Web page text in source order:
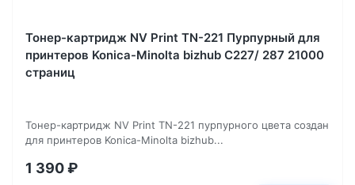
Тонер-картридж NV Print TN-221 Пурпурный для
принтеров Konica-Minolta bizhub C227/ 287 21000
страниц
Тонер-картридж NV Print TN-221 пурпурного цвета создан
для принтеров Konica-Minolta bizhub...
1 390₽